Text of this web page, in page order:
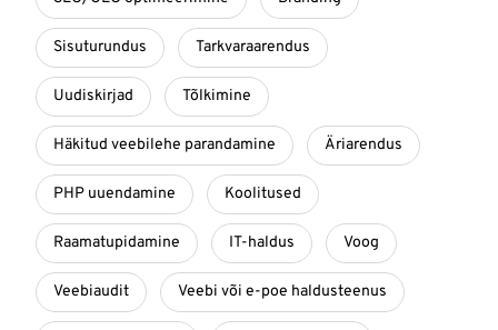
Sisuturundus Tarkvaraarendus
Uudiskirjad Tõlkimine
Häkitud veebilehe parandamine Äriarendus
PHP uuendamine Koolitused
Raamatupidamine IT-haldus Voog
Veebiaudit Veebi või e-poe haldusteenus